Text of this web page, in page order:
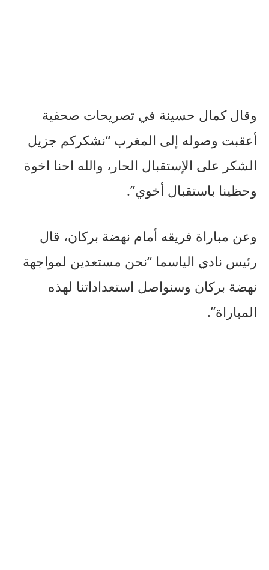
وقال كمال حسينة في تصريحات صحفية
أعقبت وصوله إلى المغرب “نشكركم جزيل
الشكر على الإستقبال الحار، والله احنا اخوة
وحظينا باستقبال أخوي”.
وعن مباراة فريقه أمام نهضة بركان، قال
رئيس نادي الياسما “نحن مستعدين لمواجهة
نهضة بركان وسنواصل استعداداتنا لهذه
المباراة”.